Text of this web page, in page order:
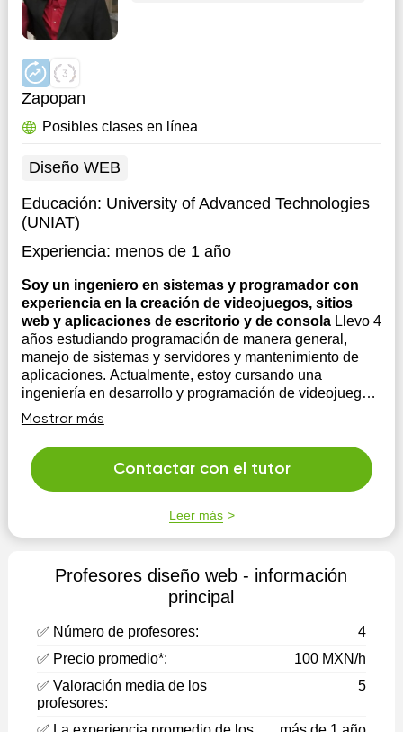
Zapopan
Posibles clases en línea
Diseño WEB
Educación: University of Advanced Technologies
(UNIAT)
Experiencia: menos de 1 año
Soy un ingeniero en sistemas y programador con
experiencia en la creación de videojuegos, sitios
web y aplicaciones de escritorio y de consola Llevo 4
años estudiando programación de manera general,
manejo de sistemas y servidores y mantenimiento de
aplicaciones. Actualmente, estoy cursando una
ingeniería en desarrollo y programación de videojuegos
en la universidad de tecnologías avanzadas (UNIAT). Mi
metodología está enfocada a infantes...
Mostrar más
Contactar con el tutor
Leer más
Profesores diseño web - información
principal
✅ Número de profesores:
4
✅ Precio promedio*:
100 MXN/h
✅ Valoración media de los
profesores:
5